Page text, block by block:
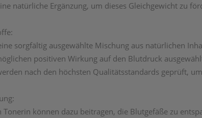
natürliche Ergänzung, um dieses Gleichgewicht zu
sorgfältig ausgewählte Mischung aus natürlichen
positiven Wirkung auf den Blutdruck
nach den höchsten Qualitätsstandards geprüft,
Tonerin können dazu beitragen, die Blutgefäße zu